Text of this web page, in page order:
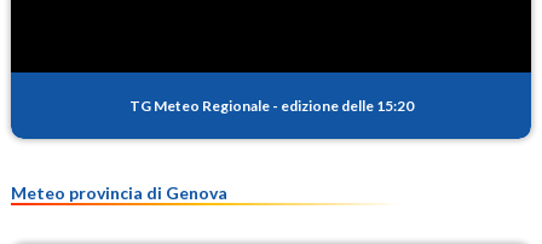
TG Meteo Regionale - edizione delle 15:20
Meteo provincia di Genova